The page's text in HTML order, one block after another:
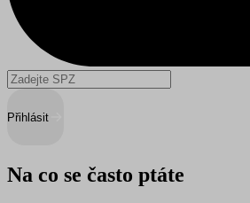
Přihlásit
Na co se často ptáte